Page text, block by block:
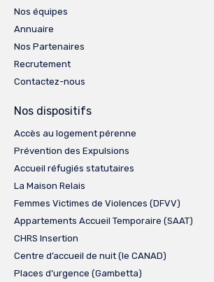
Nos équipes
Annuaire
Nos Partenaires
Recrutement
Contactez-nous
Nos dispositifs
Accès au logement pérenne
Prévention des Expulsions
Accueil réfugiés statutaires
La Maison Relais
Femmes Victimes de Violences (DFVV)
Appartements Accueil Temporaire (SAAT)
CHRS Insertion
Centre d’accueil de nuit (le CANAD)
Places d’urgence (Gambetta)